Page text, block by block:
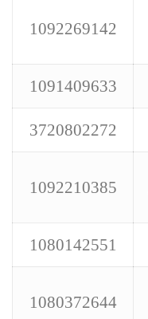
1092269142
1091409633
3720802272
1092210385
1080142551
1080372644